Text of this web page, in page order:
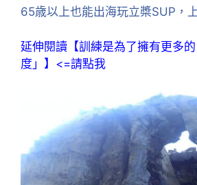
65歳以上也能出海玩立槳SUP，
延伸閱讀【訓練是為了擁有更多
度」】<=請點我